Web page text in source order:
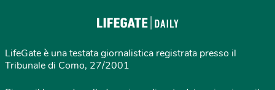
LifeGate è una testata giornalistica registrata presso il
Tribunale di Como, 27/2001